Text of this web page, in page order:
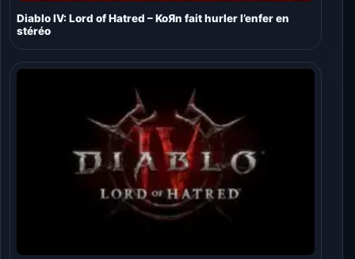
Diablo IV: Lord of Hatred – KoЯn fait hurler l’enfer en
stéréo